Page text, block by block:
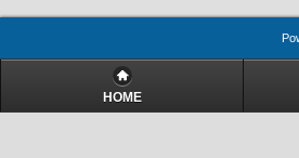
HOME